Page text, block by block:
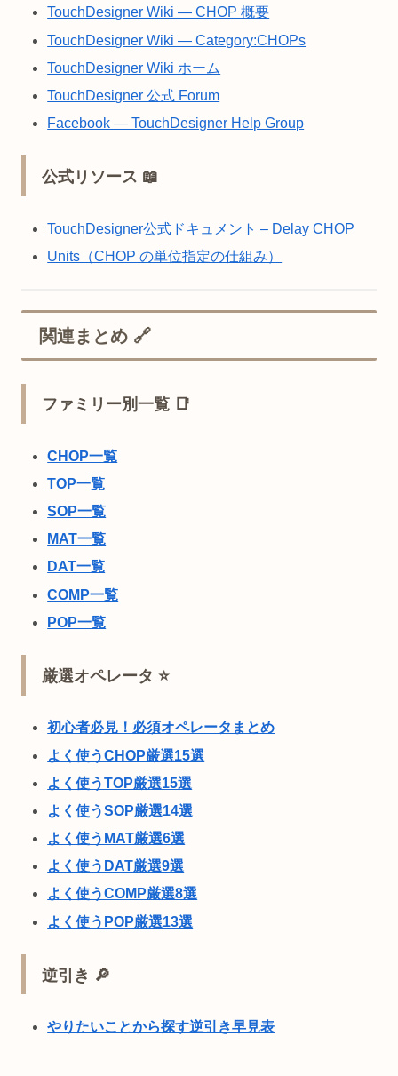
TouchDesigner Wiki — CHOP 概要
TouchDesigner Wiki — Category:CHOPs
TouchDesigner Wiki ホーム
TouchDesigner 公式 Forum
Facebook — TouchDesigner Help Group
公式リソース 📖
TouchDesigner公式ドキュメント – Delay CHOP
Units（CHOP の単位指定の仕組み）
関連まとめ 🔗
ファミリー別一覧 📑
CHOP一覧
TOP一覧
SOP一覧
MAT一覧
DAT一覧
COMP一覧
POP一覧
厳選オペレータ ⭐
初心者必見！必須オペレータまとめ
よく使うCHOP厳選15選
よく使うTOP厳選15選
よく使うSOP厳選14選
よく使うMAT厳選6選
よく使うDAT厳選9選
よく使うCOMP厳選8選
よく使うPOP厳選13選
逆引き 🔎
やりたいことから探す逆引き早見表